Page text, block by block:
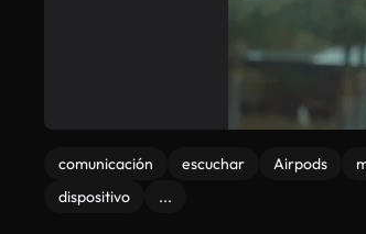
comunicación escuchar Airpods
dispositivo
...